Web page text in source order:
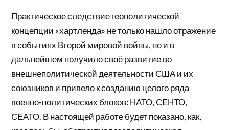
Практическое следствие геополитической
концепции «хартленда» не только нашло отражение
в событиях Второй мировой войны, но и в
дальнейшем получило своё развитие во
внешнеполитической деятельности США и их
союзников и привело к созданию целого ряда
военно-политических блоков: НАТО, СЕНТО,
СЕАТО. В настоящей работе будет показано, как,